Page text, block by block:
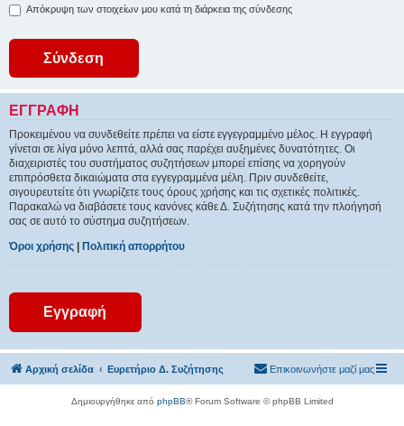
Απόκρυψη των στοιχείων μου κατά τη διάρκεια της σύνδεσης
ΕΓΓΡΑΦΉ
Προκειμένου να συνδεθείτε πρέπει να είστε εγγεγραμμένο μέλος. Η εγγραφή
γίνεται σε λίγα μόνο λεπτά, αλλά σας παρέχει αυξημένες δυνατότητες. Οι
διαχειριστές του συστήματος συζητήσεων μπορεί επίσης να χορηγούν
επιπρόσθετα δικαιώματα στα εγγεγραμμένα μέλη. Πριν συνδεθείτε,
σιγουρευτείτε ότι γνωρίζετε τους όρους χρήσης και τις σχετικές πολιτικές.
Παρακαλώ να διαβάσετε τους κανόνες κάθε Δ. Συζήτησης κατά την πλοήγησή
σας σε αυτό το σύστημα συζητήσεων.
Όροι χρήσης
Πολιτική απορρήτου
Εγγραφή
Αρχική σελίδα Ευρετήριο Δ. Συζήτησης Επικοινωνήστε μαζί μας
Δημιουργήθηκε από phpBB® Forum Software © phpBB Limited